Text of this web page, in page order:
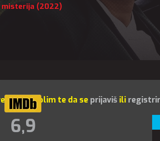
misterija (2022)
opcije molim te da se prijaviš ili
6,9